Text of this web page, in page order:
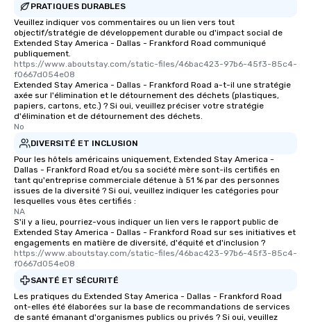
PRATIQUES DURABLES
Veuillez indiquer vos commentaires ou un lien vers tout
objectif/stratégie de développement durable ou d'impact social de
Extended Stay America - Dallas - Frankford Road communiqué
publiquement.
https://www.aboutstay.com/static-files/46bac423-97b6-45f3-85c4-
f0667d054e08
Extended Stay America - Dallas - Frankford Road a-t-il une stratégie
axée sur l'élimination et le détournement des déchets (plastiques,
papiers, cartons, etc.) ? Si oui, veuillez préciser votre stratégie
d'élimination et de détournement des déchets.
No
DIVERSITÉ ET INCLUSION
Pour les hôtels américains uniquement, Extended Stay America -
Dallas - Frankford Road et/ou sa société mère sont-ils certifiés en
tant qu'entreprise commerciale détenue à 51 % par des personnes
issues de la diversité ? Si oui, veuillez indiquer les catégories pour
lesquelles vous êtes certifiés :
NA
S'il y a lieu, pourriez-vous indiquer un lien vers le rapport public de
Extended Stay America - Dallas - Frankford Road sur ses initiatives et
engagements en matière de diversité, d'équité et d'inclusion ?
https://www.aboutstay.com/static-files/46bac423-97b6-45f3-85c4-
f0667d054e08
SANTÉ ET SÉCURITÉ
Les pratiques du Extended Stay America - Dallas - Frankford Road
ont-elles été élaborées sur la base de recommandations de services
de santé émanant d'organismes publics ou privés ? Si oui, veuillez